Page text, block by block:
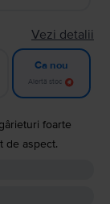
Vezi detalii
Ca nou
Alertă stoc
foarte
de aspect.